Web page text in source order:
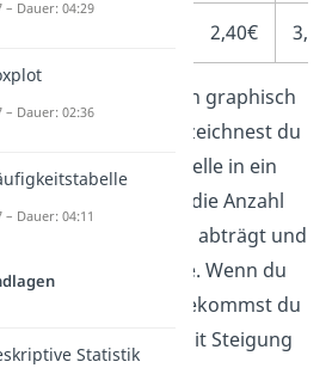
2,40€
kannst die Werte auch graphisch
Dazu zeichnest du
Punkte der Wertetabelle in ein
das die Anzahl
Tafeln auf der x-Achse abträgt und
Preis auf der y-Achse. Wenn du
verbindest, bekommst du
mit Steigung
– Dauer: 04:29
– Dauer: 02:36
– Dauer: 04:11
Statistik